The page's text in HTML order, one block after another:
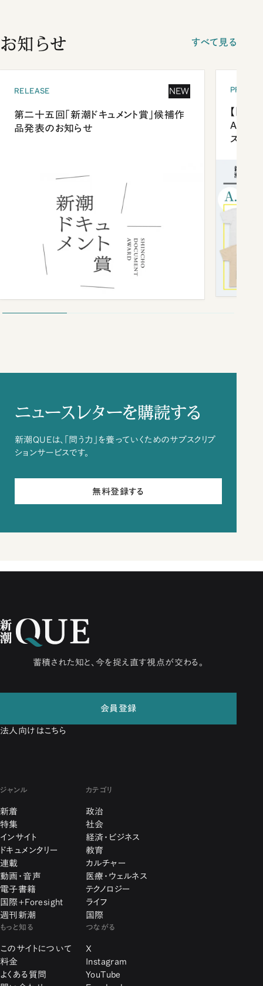
お知らせ すべて見る
RELEASE NEW
第二十五回「新潮ドキュメント賞」候補作
品発表のお知らせ
【「新
ズプレ
ニュースレターを購読する
新潮QUEは、「問う力」を養っていくためのサブスクリプ
ションサービスです。
無料登録する
蓄積された知と、今を捉え直す視点が交わる。
会員登録
法人向けはこちら
ジャンル
新着
特集
インサイト
ドキュメンタリー
連載
動画・音声
電子書籍
国際+Foresight
週刊新潮
カテゴリ
政治
社会
経済・ビジネス
教育
カルチャー
医療・ウェルネス
テクノロジー
ライフ
国際
もっと知る
このサイトについて
料金
よくある質問
つながる
X
Instagram
YouTube